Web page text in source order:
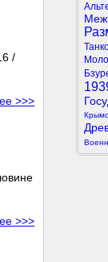
/
>>>
>>>